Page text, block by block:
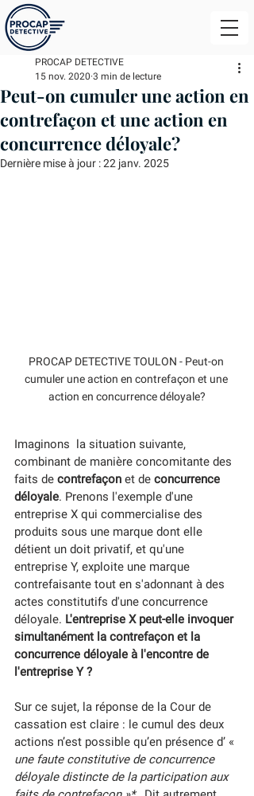
Peut-on cumuler une action en
contrefaçon et une action en
concurrence déloyale?
PROCAP DETECTIVE
15 nov. 2020 3 min de lecture
Dernière mise à jour :22 janv. 2025
PROCAP DETECTIVE TOULON - Peut-on
cumuler une action en contrefaçon et une
action en concurrence déloyale?
Imaginons  la situation suivante,
combinant de manière concomitante des
faits de contrefaçon et de concurrence
déloyale. Prenons l'exemple d'une
entreprise X qui commercialise des
produits sous une marque dont elle
détient un doit privatif, et qu'une
entreprise Y, exploite une marque
contrefaisante tout en s'adonnant à des
actes constitutifs d'une concurrence
déloyale. L'entreprise X peut-elle invoquer
simultanément la contrefaçon et la
concurrence déloyale à l'encontre de
l'entreprise Y ?
Sur ce sujet, la réponse de la Cour de
cassation est claire : le cumul des deux
actions n’est possible qu’en présence d’ «
une faute constitutive de concurrence
déloyale distincte de la participation aux